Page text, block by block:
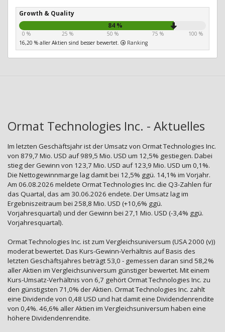
Growth & Quality
84 %
0 % 25 % 50 % 75 %
100 %
16,20 % aller Aktien sind besser bewertet.
Ranking
Ormat Technologies Inc. - Aktuelles
Im letzten Geschäftsjahr ist der Umsatz von Ormat Technologies Inc.
von 879,7 Mio. USD auf 989,5 Mio. USD um 12,5% gestiegen. Dabei
stieg der Gewinn von 123,7 Mio. USD auf 123,9 Mio. USD um 0,1%.
Die Nettogewinnmarge lag damit bei 12,5% ggü. 14,1% im Vorjahr.
Am 06.08.2026 meldete Ormat Technologies Inc. die Q3-Zahlen für
das Quartal, das am 30.06.2026 endete. Der Umsatz lag im
Ergebniszeitraum bei 258,8 Mio. USD (+10,6% ggü.
Vorjahresquartal) und der Gewinn bei 27,1 Mio. USD (-3,4% ggü.
Vorjahresquartal).
Ormat Technologies Inc. ist zum Vergleichsuniversum (USA 2000 (v))
moderat bewertet. Das Kurs-Gewinn-Verhältnis auf Basis des
letzten Geschäftsjahres beträgt 53,0 - gemessen daran sind 58,2%
aller Aktien im Vergleichsuniversum günstiger bewertet. Mit einem
Kurs-Umsatz-Verhältnis von 6,7 gehört Ormat Technologies Inc. zu
den günstigsten 71,0% der Aktien. Ormat Technologies Inc. zahlt
eine Dividende von 0,48 USD und hat damit eine Dividendenrendite
von 0,4%. 46,6% aller Aktien im Vergleichsuniversum haben eine
höhere Dividendenrendite.